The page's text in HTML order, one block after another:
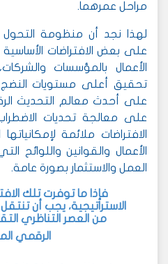
مراحل عمرهما.
لهذا نجد أن منظومة
على بعض الافتراضات الأساسية
الأعمال بالمؤسسات
تحقيق أعلى مستويات النضج
على أحدث معالم التحديث
على معالجة تحديات
الافتراضات ملائمة
الأعمال والقوانين
العمل والاستثمار بصورة عامة.
فإذا ما توفرت تلك
الاستراتيجية، يجب أن
من العصر التناظري
الرقمي.المعاصر